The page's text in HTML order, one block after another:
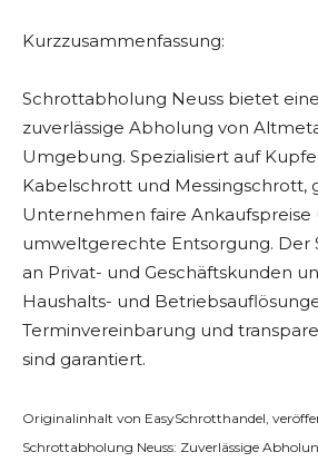
Kurzzusammenfassung:
Schrottabholung Neuss bietet
zuverlässige Abholung von
Umgebung. Spezialisiert auf
Kabelschrott und Messingschrott,
Unternehmen faire Ankaufspreise
umweltgerechte Entsorgung. Der
an Privat- und Geschäftskunden
Haushalts- und
Terminvereinbarung und
sind garantiert.
Originalinhalt von EasySchrotthandel,
Schrottabholung Neuss: Zuverlässige